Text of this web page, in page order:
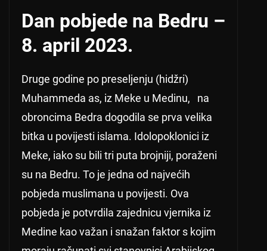
Dan pobjede na Bedru –
8. april 2023.
Druge godine po preseljenju (hidžri)
Muhammeda as, iz Meke u Medinu, na
obroncima Bedra dogodila se prva velika
bitka u povijesti islama. Idolopoklonici iz
Meke, iako su bili tri puta brojniji, poraženi
su na Bedru. To je jedna od najvećih
pobjeda muslimana u povijesti. Ova
pobjeda je potvrdila zajednicu vjernika iz
Medine kao važan i snažan faktor s kojim